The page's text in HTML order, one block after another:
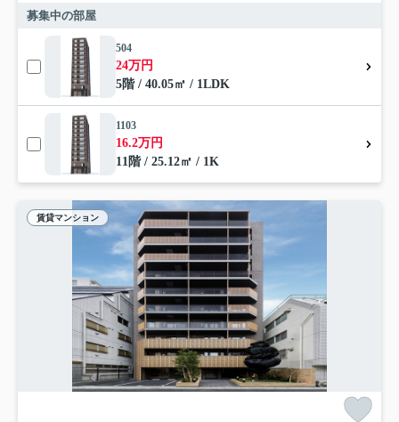
募集中の部屋
504
24万円
5階 / 40.05㎡ / 1LDK
1103
16.2万円
11階 / 25.12㎡ / 1K
賃貸マンション